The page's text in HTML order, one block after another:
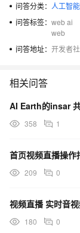
问答分类： 人工智能
问答标签： web ai
web
问答地址： 开发者
相关问答
AI Earth的insar
358 1
209 0
视频直播 实时音
180 0